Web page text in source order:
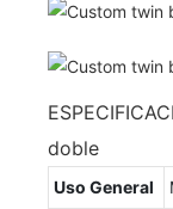
doble
Uso General